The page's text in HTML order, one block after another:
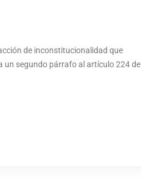
de inconstitucionalidad que
un segundo párrafo al artículo 224 de